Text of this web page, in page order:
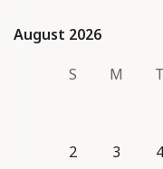
August 2026
August 2026
S
M T
2
3 4